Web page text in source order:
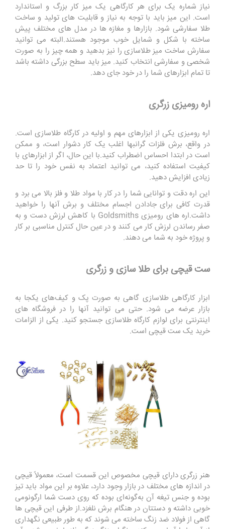
نیاز شماره یک برای هر کارگاهی یک میز کار بزرگ و استاندارد
است. این میز باید با توجه به نیاز و قابلیت های تولید و ساخت
طلا سفارشی شود. بازارها و مغازه ها در مدل های مختلف پیش
ساخته با شکل و شمایل خوب موجود هستند.البته می توانید
سفارش ساخت میز طلاسازی را نیز بدهید و همه چیز را به صورت
شخصی و سفارشی انتخاب کنید. میز باید سطح بزرگی داشته باشد
تا تمام ابزارهای شما را در خود جای دهد.
اره رومیزی زرگری
اره رومیزی یکی از ابزارهای مهم و اولیه در کارگاه طلاسازی است.
در واقع، برش فلزات گرانبها اغلب یک کار دشوار است، و ممکن
است در ابتدا احساس اضطراب کنید.با این حال، اگر از ابزارهای با
کیفیت استفاده کنید، می توانید اعتماد به نفس خود را تا حد
زیادی افزایش دهید.
این اره دقت و توانایی شما را در کار با مواد طلا و فلز بالا می برد و
قدرت کافی برای جادادن اجسام مختلف و برش آنها را خواهید
داشت.اره های رومیزی Goldsmiths با کاهش لرزش دست و به
صفر رساندن لرزش کار می کنند و در عین حال کنترل مناسبی بر کار
و پروژه خود به شما می دهند.
ست قیچی برای طلا سازی و زرگری
ابزار کارگاهی طلاسازی گاهی به صورت پک و کیف‌های یکجا به
بازار عرضه می شود. حتی می توانید آنها را در فروشگاه های
اینترنتی برای لوازم کارگاه طلاسازی جستجو کنید. یکی از الزامات
خرید یک ست قیچی است.
هنر زرگری دارای قیچی مخصوص این قسمت است، معمولاً قیچی
در اندازه های مختلف در بازار وجود دارد، علاوه بر این مواد باید تیز
بوده و جنس تیغه آن به‌گونه‌ای بوده که روی دست شما ارگونومی
خوبی داشته و دستتان در هنگام برش نلغزد.از طرفی این قیچی ها
گاهی از فولاد ضد زنگ ساخته می شوند که به طور طبیعی نگهداری